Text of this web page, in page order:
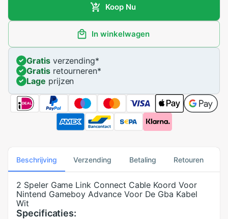
Koop Nu
In winkelwagen
Gratisverzending*
Gratisretourneren*
Lage prijzen
Beschrijving Verzending Betaling Retouren
2 Speler Game Link Connect Cable Koord Voor
Nintend Gameboy Advance Voor De Gba Kabel
Wit
Specificaties: